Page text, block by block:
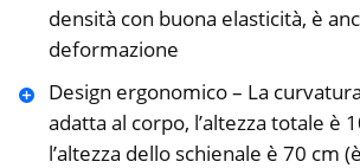
densità con buona elasticità, è
deformazione
Design ergonomico – La
adatta al corpo, l’altezza totale è
l’altezza dello schienale è 70 cm